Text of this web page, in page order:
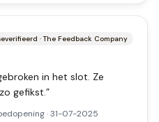
·The Feedback Company
in het slot. Ze
gefikst.”
·31-07-2025